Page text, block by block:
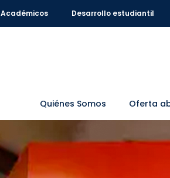
Académicos Desarrollo estudiantil
Quiénes Somos Oferta